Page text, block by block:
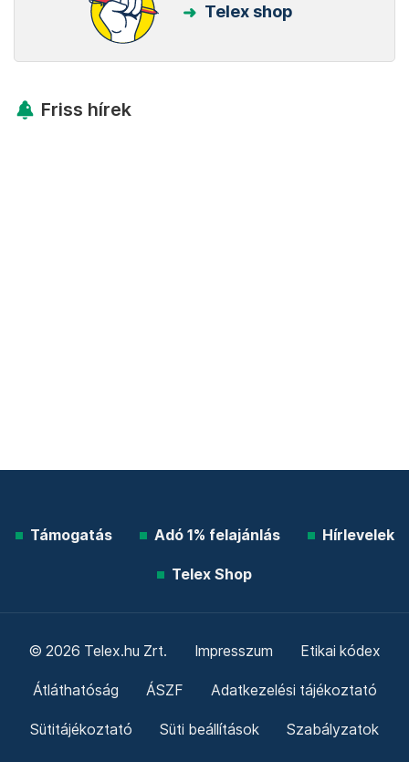
Telex shop
Friss hírek
Támogatás Adó 1% felajánlás Hírlevelek
Telex Shop
© 2026 Telex.hu Zrt. Impresszum Etikai kódex
Átláthatóság ÁSZF Adatkezelési tájékoztató
Sütitájékoztató Süti beállítások Szabályzatok